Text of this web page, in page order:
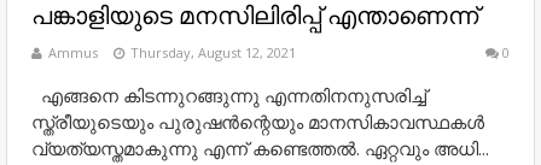
പങ്കാളിയുടെ മനസിലിരിപ്പ്‌ എന്താണെന്ന്‌
Ammus Thursday, August 12, 2021 0
എങ്ങനെ കിടന്നുറങ്ങുന്നു എന്നതിനനുസരിച്ച്
സ്ത്രീയുടെയും പുരുഷന്‍ന്റെയും മാനസികാവസ്ഥകള്‍
വ്യത്യസ്തമാകുന്നു എന്ന് കണ്ടെത്തല്‍. ഏറ്റവും അധി...